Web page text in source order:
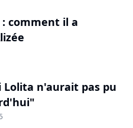
comment il a
Lolita n'aurait pas pu